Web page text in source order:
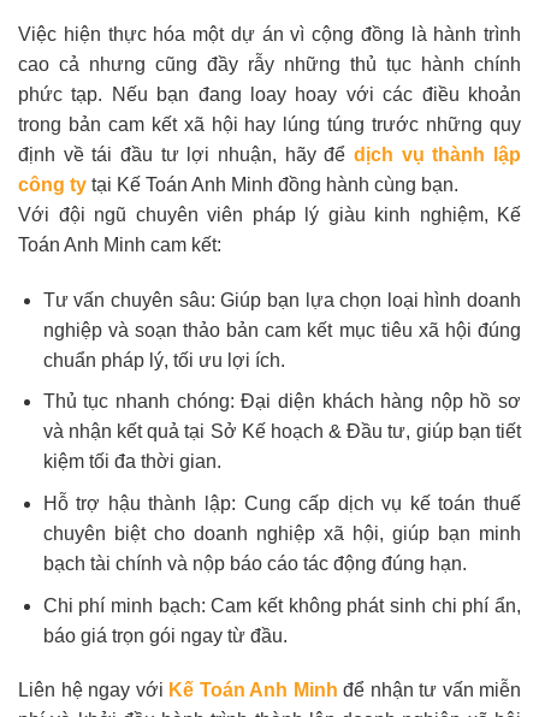
Việc hiện thực hóa một dự án vì cộng đồng là hành trình
cao cả nhưng cũng đầy rẫy những thủ tục hành chính
phức tạp. Nếu bạn đang loay hoay với các điều khoản
trong bản cam kết xã hội hay lúng túng trước những quy
định về tái đầu tư lợi nhuận, hãy để dịch vụ thành lập
công ty tại Kế Toán Anh Minh đồng hành cùng bạn.
Với đội ngũ chuyên viên pháp lý giàu kinh nghiệm, Kế
Toán Anh Minh cam kết:
Tư vấn chuyên sâu: Giúp bạn lựa chọn loại hình doanh
nghiệp và soạn thảo bản cam kết mục tiêu xã hội đúng
chuẩn pháp lý, tối ưu lợi ích.
Thủ tục nhanh chóng: Đại diện khách hàng nộp hồ sơ
và nhận kết quả tại Sở Kế hoạch & Đầu tư, giúp bạn tiết
kiệm tối đa thời gian.
Hỗ trợ hậu thành lập: Cung cấp dịch vụ kế toán thuế
chuyên biệt cho doanh nghiệp xã hội, giúp bạn minh
bạch tài chính và nộp báo cáo tác động đúng hạn.
Chi phí minh bạch: Cam kết không phát sinh chi phí ẩn,
báo giá trọn gói ngay từ đầu.
Liên hệ ngay với Kế Toán Anh Minh để nhận tư vấn miễn